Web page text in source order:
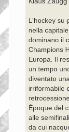
L'hockey
nella
dominano il
Champions
Europa. Il
un tempo
diventato
irriformabile
Époque del
alle
da cui